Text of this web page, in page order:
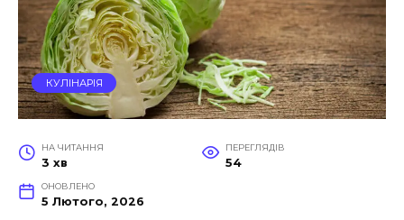
КУЛІНАРІЯ
НА ЧИТАННЯ
3 хв
ПЕРЕГЛЯДІВ
54
ОНОВЛЕНО
5 Лютого, 2026